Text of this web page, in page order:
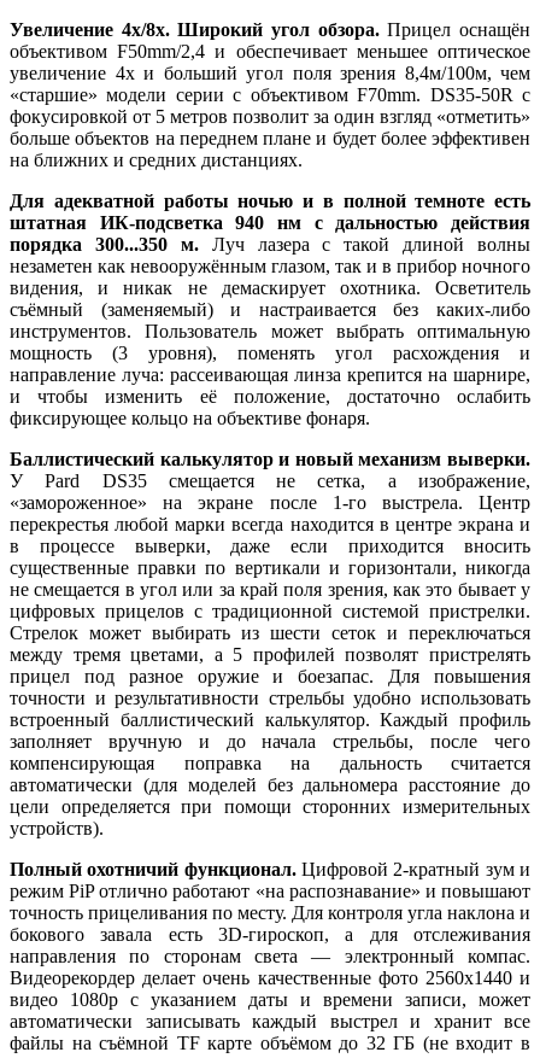
Увеличение 4x/8x. Широкий угол обзора.Прицел оснащён
объективом F50mm/2,4 и обеспечивает меньшее оптическое
увеличение 4x и больший угол поля зрения 8,4м/100м, чем
«старшие» модели серии с объективом F70mm. DS35-50R с
фокусировкой от 5 метров позволит за один взгляд «отметить»
больше объектов на переднем плане и будет более эффективен
на ближних и средних дистанциях.
Для адекватной работы ночью и в полной темноте есть
штатная ИК-подсветка 940 нм с дальностью действия
порядка 300...350 м.Луч лазера с такой длиной волны
незаметен как невооружённым глазом, так и в прибор ночного
видения, и никак не демаскирует охотника. Осветитель
съёмный (заменяемый) и настраивается без каких-либо
инструментов. Пользователь может выбрать оптимальную
мощность (3 уровня), поменять угол расхождения и
направление луча: рассеивающая линза крепится на шарнире,
и чтобы изменить её положение, достаточно ослабить
фиксирующее кольцо на объективе фонаря.
Баллистический калькулятор и новый механизм выверки.
У Pard DS35 смещается не сетка, а изображение,
«замороженное» на экране после 1-го выстрела. Центр
перекрестья любой марки всегда находится в центре экрана и
в процессе выверки, даже если приходится вносить
существенные правки по вертикали и горизонтали, никогда
не смещается в угол или за край поля зрения, как это бывает у
цифровых прицелов с традиционной системой пристрелки.
Стрелок может выбирать из шести сеток и переключаться
между тремя цветами, а 5 профилей позволят пристрелять
прицел под разное оружие и боезапас. Для повышения
точности и результативности стрельбы удобно использовать
встроенный баллистический калькулятор. Каждый профиль
заполняет вручную и до начала стрельбы, после чего
компенсирующая поправка на дальность считается
автоматически (для моделей без дальномера расстояние до
цели определяется при помощи сторонних измерительных
устройств).
Полный охотничий функционал.Цифровой 2-кратный зум и
режим PiP отлично работают «на распознавание» и повышают
точность прицеливания по месту. Для контроля угла наклона и
бокового завала есть 3D-гироскоп, а для отслеживания
направления по сторонам света — электронный компас.
Видеорекордер делает очень качественные фото 2560x1440 и
видео 1080p с указанием даты и времени записи, может
автоматически записывать каждый выстрел и хранит все
файлы на съёмной TF карте объёмом до 32 ГБ (не входит в